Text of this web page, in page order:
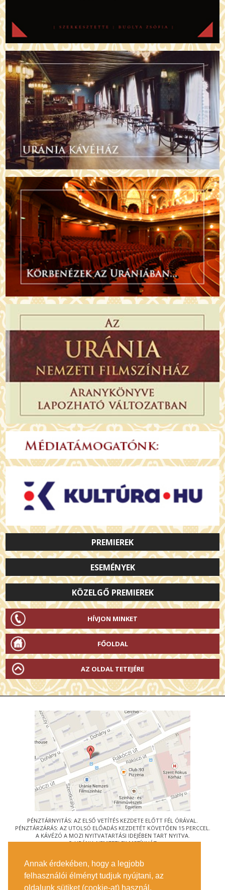
Annak érdekében, hogy a legjobb
felhasználói élményt tudjuk nyújtani, az
oldalunk sütiket (cookie-at) használ.
PREMIEREK
ESEMÉNYEK
KÖZELGŐ PREMIEREK
HÍVJON MINKET
FŐOLDAL
AZ OLDAL TETEJÉRE
PÉNZTÁRNYITÁS: AZ ELSŐ VETÍTÉS KEZDETE ELŐTT FÉL ÓRÁVAL.
PÉNZTÁRZÁRÁS: AZ UTOLSÓ ELŐADÁS KEZDETÉT KÖVETŐEN 15 PERCCEL.
A KÁVÉZÓ A MOZI NYITVATARTÁSI IDEJÉBEN TART NYITVA.
© URÁNIA NEMZETI FILMSZÍNHÁZ
1088 BUDAPEST, RÁKÓCZI ÚT 21.
MEGKÖZELÍTÉS